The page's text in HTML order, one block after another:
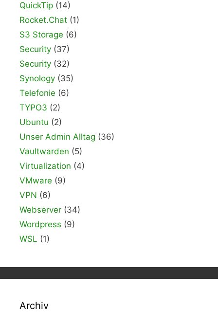
QuickTip (14)
Rocket.Chat (1)
S3 Storage (6)
Security (37)
Security (32)
Synology (35)
Telefonie (6)
TYPO3 (2)
Ubuntu (2)
Unser Admin Alltag (36)
Vaultwarden (5)
Virtualization (4)
VMware (9)
VPN (6)
Webserver (34)
Wordpress (9)
WSL (1)
Archiv